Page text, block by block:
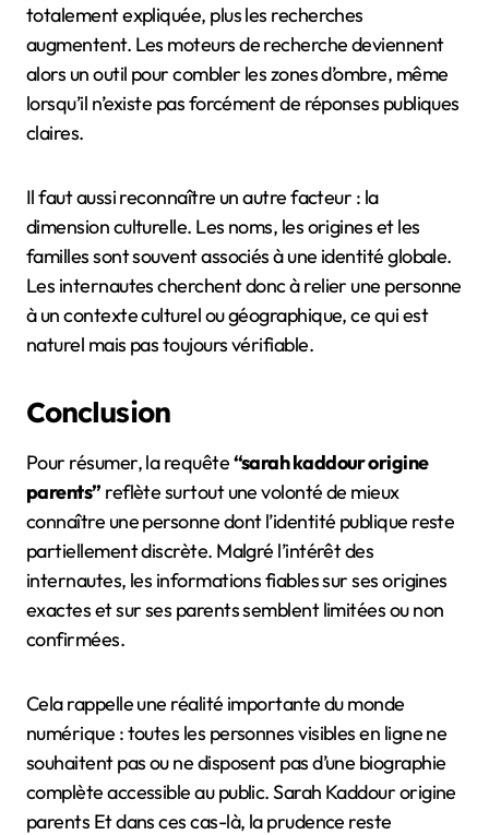
totalement expliquée, plus les recherches
augmentent. Les moteurs de recherche deviennent
alors un outil pour combler les zones d’ombre, même
lorsqu’il n’existe pas forcément de réponses publiques
claires.
Il faut aussi reconnaître un autre facteur : la
dimension culturelle. Les noms, les origines et les
familles sont souvent associés à une identité globale.
Les internautes cherchent donc à relier une personne
à un contexte culturel ou géographique, ce qui est
naturel mais pas toujours vérifiable.
Conclusion
Pour résumer, la requête“sarah kaddour origine
parents” reflète surtout une volonté de mieux
connaître une personne dont l’identité publique reste
partiellement discrète. Malgré l’intérêt des
internautes, les informations fiables sur ses origines
exactes et sur ses parents semblent limitées ou non
confirmées.
Cela rappelle une réalité importante du monde
numérique : toutes les personnes visibles en ligne ne
souhaitent pas ou ne disposent pas d’une biographie
complète accessible au public. Sarah Kaddour origine
parents Et dans ces cas-là, la prudence reste